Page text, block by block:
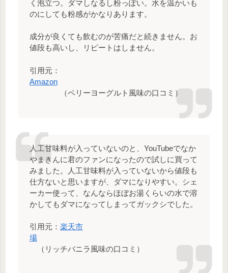
く泡立つ。ダマしなるし粉っぽい。水を温かいも
のにしても粉感がかなりあります。
成分が良くても飲むのが苦痛だと続きません。お
値段も高いし、リピートはしません。
引用元：
Amazon
（ベリーヨーグルト風味の口コミ）
人工甘味料が入っていないのと、YouTubeでなか
やまきんに君のファンになったので試しに買って
みました。人工甘味料が入っていないから値段も
仕方ないと思いますが、ダマになりやすい。シェ
ーカー使って、なんならほぼお湯くらいの水で溶
かしてもダマになってしまってガックシでした。
引用元： 楽天市
場
（リッチバニラ風味の口コミ）